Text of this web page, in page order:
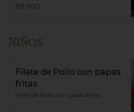
$8.900
Filete de Pollo con papas
fritas
Filete de Pollo con papas fritas